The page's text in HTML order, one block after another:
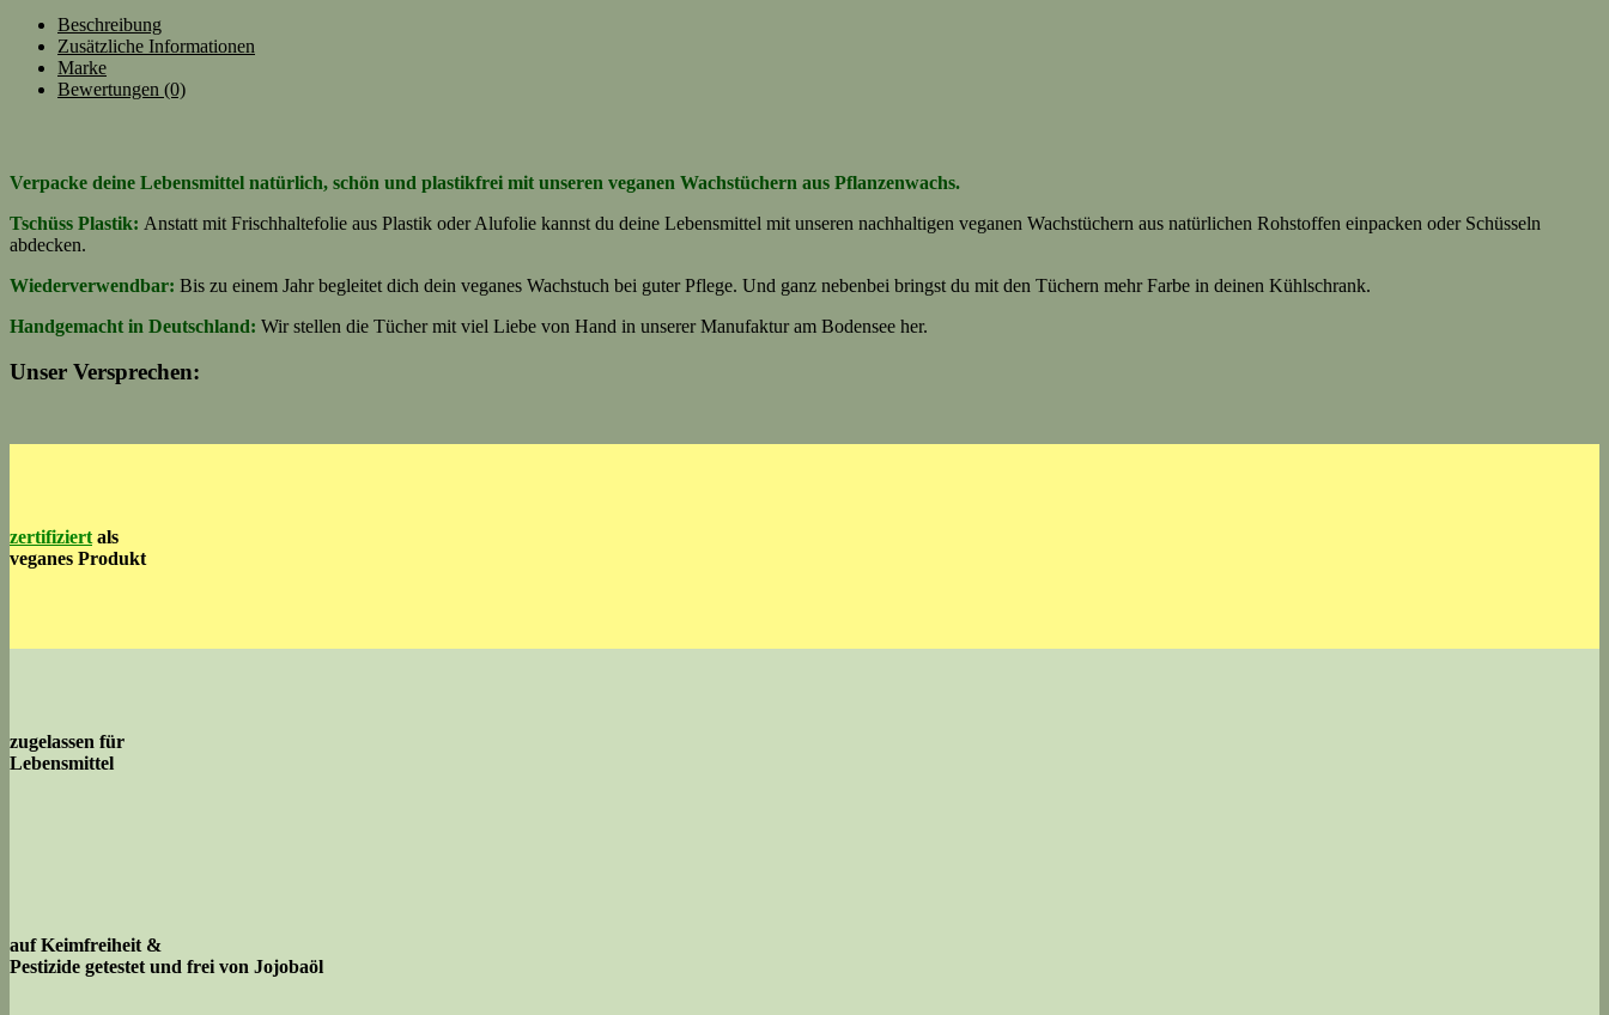
Beschreibung
Zusätzliche Informationen
Marke
Bewertungen (0)
Verpacke deine Lebensmittel natürlich, schön und plastikfrei mit unseren veganen Wachstüchern aus Pflanzenwachs.
Tschüss Plastik: Anstatt mit Frischhaltefolie aus Plastik oder Alufolie kannst du deine Lebensmittel mit unseren nachhaltigen veganen Wachstüchern aus natürlichen Rohstoffen einpacken oder Schüsseln
abdecken.
Wiederverwendbar: Bis zu einem Jahr begleitet dich dein veganes Wachstuch bei guter Pflege. Und ganz nebenbei bringst du mit den Tüchern mehr Farbe in deinen Kühlschrank.
Handgemacht in Deutschland: Wir stellen die Tücher mit viel Liebe von Hand in unserer Manufaktur am Bodensee her.
Unser Versprechen:
zertifiziert als
veganes Produkt
zugelassen für
Lebensmittel
auf Keimfreiheit &
Pestizide getestet und frei von Jojobaöl